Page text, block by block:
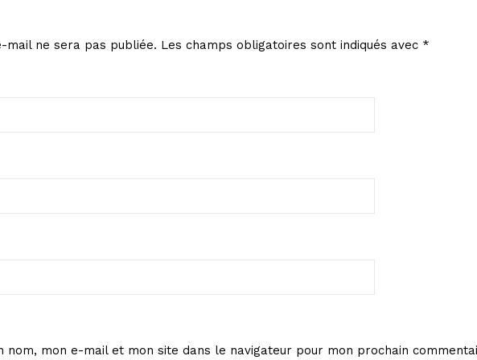
mail ne sera pas publiée. Les champs obligatoires sont indiqués avec *
nom, mon e-mail et mon site dans le navigateur pour mon prochain